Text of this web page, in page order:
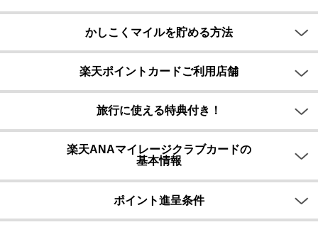
かしこくマイルを貯める方法
楽天ポイントカードご利用店舗
旅行に使える特典付き！
楽天ANAマイレージクラブカードの
基本情報
ポイント進呈条件